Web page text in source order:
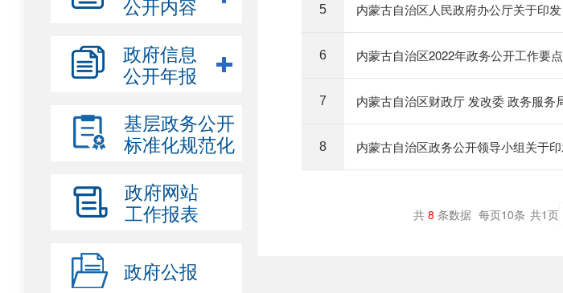
公开内容
政府信息
公开年报
基层政务公开
标准化规范化
政府网站
工作报表
政府公报
5 内蒙古自治区人民政府办公厅关于印
6 内蒙古自治区2022年政务公开工作要点
7 内蒙古自治区财政厅 发改委 政务服
8 内蒙古自治区政务公开领导小组关于
共 8 条数据 每页10条 共1页